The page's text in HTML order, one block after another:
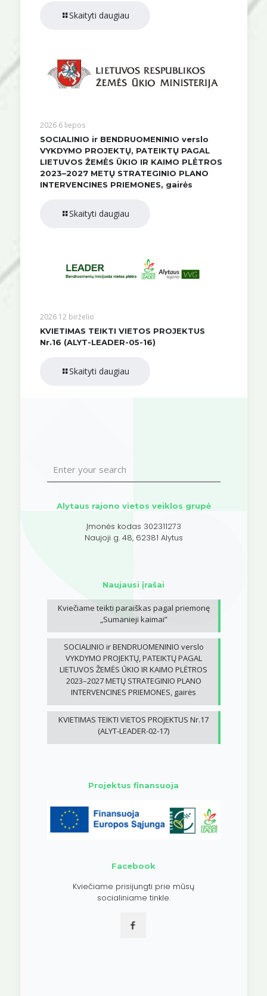
Skaityti daugiau
2026 6 liepos
SOCIALINIO ir BENDRUOMENINIO verslo
VYKDYMO PROJEKTŲ, PATEIKTŲ PAGAL
LIETUVOS ŽEMĖS ŪKIO IR KAIMO PLĖTROS
2023–2027 METŲ STRATEGINIO PLANO
INTERVENCINES PRIEMONES, gairės
Skaityti daugiau
2026 12 birželio
KVIETIMAS TEIKTI VIETOS PROJEKTUS
Nr.16 (ALYT-LEADER-05-16)
Skaityti daugiau
Alytaus rajono vietos veiklos grupė
Įmonės kodas 302311273
Naujoji g. 48, 62381 Alytus
Naujausi įrašai
Kviečiame teikti paraiškas pagal priemonę
„Sumanieji kaimai”
SOCIALINIO ir BENDRUOMENINIO verslo
VYKDYMO PROJEKTŲ, PATEIKTŲ PAGAL
LIETUVOS ŽEMĖS ŪKIO IR KAIMO PLĖTROS
2023–2027 METŲ STRATEGINIO PLANO
INTERVENCINES PRIEMONES, gairės
KVIETIMAS TEIKTI VIETOS PROJEKTUS Nr.17
(ALYT-LEADER-02-17)
Projektus finansuoja
Facebook
Kviečiame prisijungti prie mūsų
socialiniame tinkle.